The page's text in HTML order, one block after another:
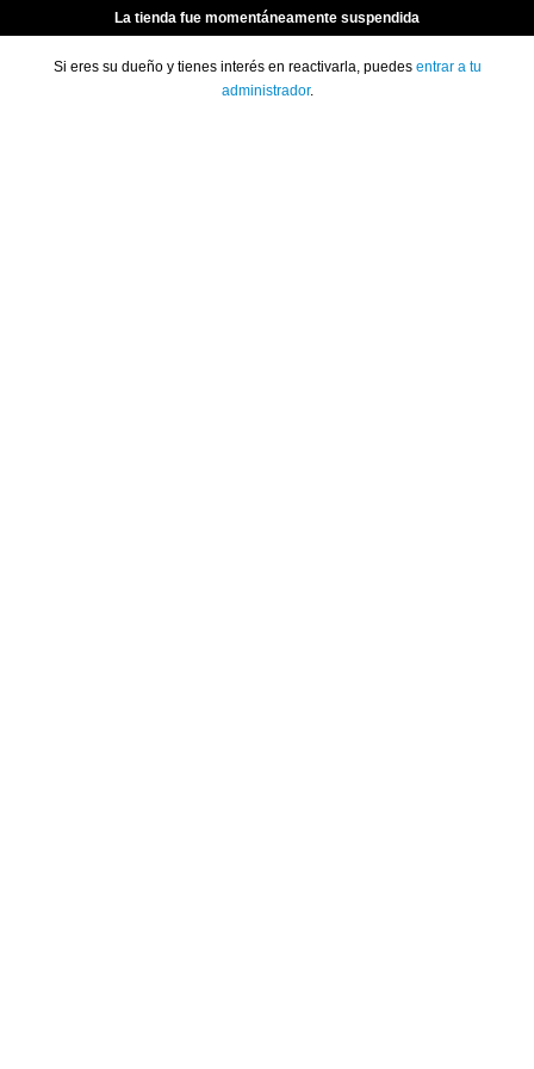
La tienda fue momentáneamente suspendida
Si eres su dueño y tienes interés en reactivarla, puedes entrar a tu
administrador.